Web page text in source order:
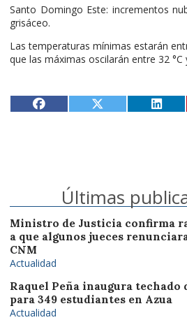
Santo Domingo Este: incrementos
grisáceo.
Las temperaturas mínimas estarán
que las máximas oscilarán entre 32 °C
Últimas
Ministro de Justicia confirma
a que algunos jueces
CNM
Actualidad
Raquel Peña inaugura techado
para 349 estudiantes en Azua
Actualidad